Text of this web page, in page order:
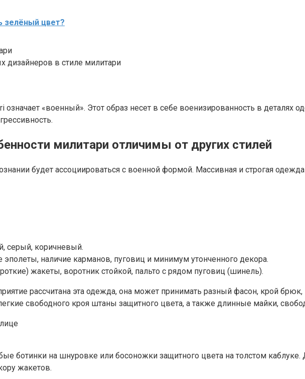
зелёный цвет?
в стиле милитари
означает «военный». Этот образ несет в себе военизированность в
милитари отличимы от других стилей
будет ассоциироваться с военной формой. Массивная и строгая
серый, коричневый.
наличие карманов, пуговиц и минимум утонченного декора.
жакеты, воротник стойкой, пальто с рядом пуговиц (шинель).
рассчитана эта одежда, она может принимать разный фасон, крой
свободного кроя штаны защитного цвета, а также длинные майки,
ботинки на шнуровке или босоножки защитного цвета на толстом
жакетов.